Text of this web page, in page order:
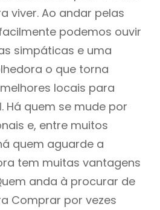
viver. Ao andar pelas
podemos ouvir
simpáticas e uma
o que torna
locais para
Há quem se mude por
e, entre muitos
quem aguarde a
tem muitas vantagens
anda à procurar de
Comprar por vezes